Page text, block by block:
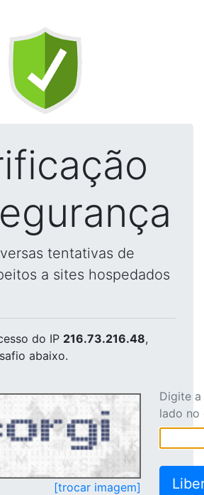
tentativas de
a sites hospedados
do IP 216.73.216.48,
abaixo.
[trocar imagem]
Digite
lado no